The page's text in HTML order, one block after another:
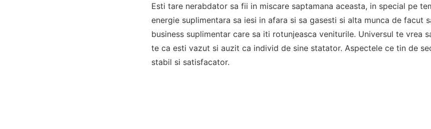
Esti tare nerabdator sa fii in miscare saptamana aceasta, in special pe
energie suplimentara sa iesi in afara si sa gasesti si alta munca de facut
business suplimentar care sa iti rotunjeasca veniturile. Universul te vrea
te ca esti vazut si auzit ca individ de sine statator. Aspectele ce tin de
stabil si satisfacator.